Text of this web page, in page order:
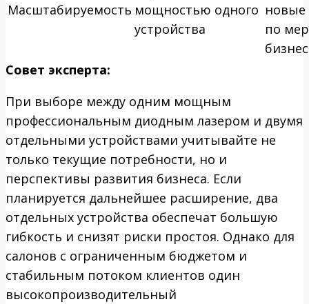
Масштабируемость мощностью одного
устройства
новые
по
Совет эксперта:
При выборе между одним мощным
профессиональным диодным лазером и двумя
отдельными устройствами учитывайте не
только текущие потребности, но и
перспективы развития бизнеса. Если
планируется дальнейшее расширение, два
отдельных устройства обеспечат большую
гибкость и снизят риски простоя. Однако для
салонов с ограниченным бюджетом и
стабильным потоком клиентов один
высокопроизводительный